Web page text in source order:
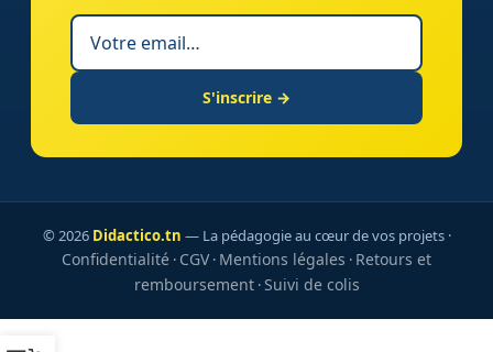
S'inscrire →
© 2026 Didactico.tn — La pédagogie au cœur de vos projets ·
Confidentialité · CGV· Mentions légales · Retours et
remboursement·Suivi de colis